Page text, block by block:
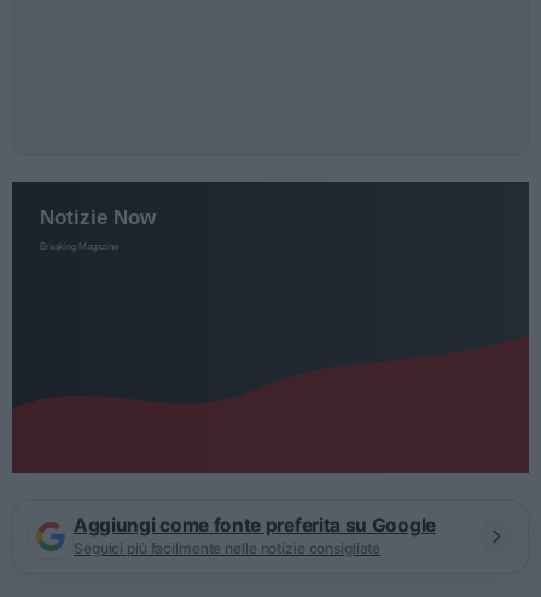
Aggiungi come fonte preferita su Google
Seguici più facilmente nelle notizie consigliate